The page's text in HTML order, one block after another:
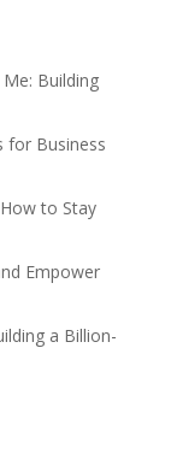
Me: Building
for Business
to Stay
Empower
a Billion-